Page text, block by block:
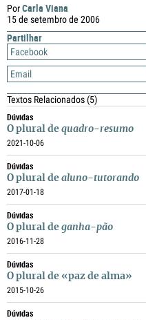
PorCarla Viana
15 de setembro de 2006
Partilhar
Facebook
Email
Textos Relacionados(5)
Dúvidas
O plural de quadro-resumo
2021-10-06
Dúvidas
O plural de aluno-tutorando
2017-01-18
Dúvidas
O plural de ganha-pão
2016-11-28
Dúvidas
O plural de «paz de alma»
2015-10-26
Dúvidas